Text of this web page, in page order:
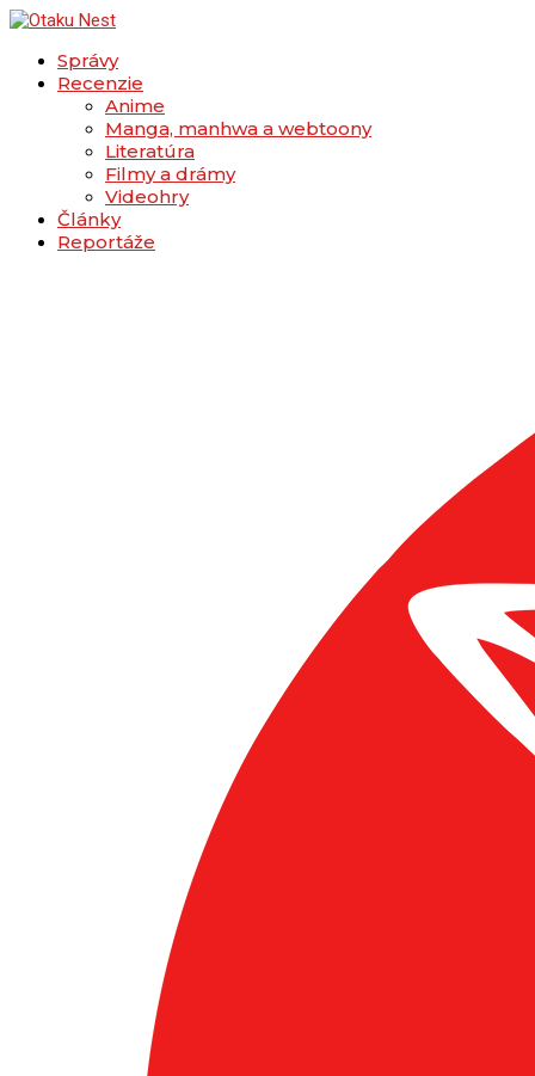
Správy
Recenzie
Anime
Manga, manhwa a webtoony
Literatúra
Filmy a drámy
Videohry
Články
Reportáže